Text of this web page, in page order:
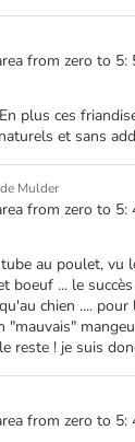
from zero to 5:
plus ces
et sans
Mulder
from zero to 5:
au poulet, vu
boeuf ... le
chien .... pour
"mauvais"
reste ! je suis
from zero to 5: